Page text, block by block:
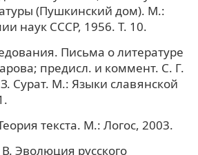
(Пушкинский дом). М.:
наук СССР, 1956. Т. 10.
Письма о литературе
предисл. и коммент. С. Г.
Сурат. М.: Языки славянской
текста. М.: Логос, 2003.
Эволюция русского